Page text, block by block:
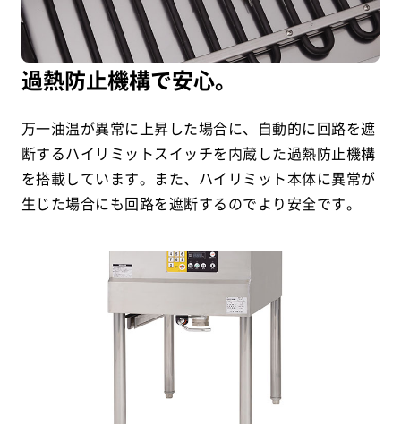
過熱防止機構で安心。
万一油温が異常に上昇した場合に、自動的に回路を遮
断するハイリミットスイッチを内蔵した過熱防止機構
を搭載しています。また、ハイリミット本体に異常が
生じた場合にも回路を遮断するのでより安全です。